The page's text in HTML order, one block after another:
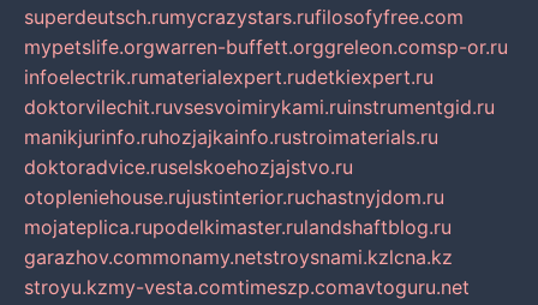
superdeutsch.rumycrazystars.rufilosofyfree.com
mypetslife.orgwarren-buffett.orggreleon.comsp-or.ru
infoelectrik.rumaterialexpert.rudetkiexpert.ru
doktorvilechit.ruvsesvoimirykami.ruinstrumentgid.ru
manikjurinfo.ruhozjajkainfo.rustroimaterials.ru
doktoradvice.ruselskoehozjajstvo.ru
otopleniehouse.rujustinterior.ruchastnyjdom.ru
mojateplica.rupodelkimaster.rulandshaftblog.ru
garazhov.commonamy.netstroysnami.kzlcna.kz
stroyu.kzmy-vesta.comtimeszp.comavtoguru.net